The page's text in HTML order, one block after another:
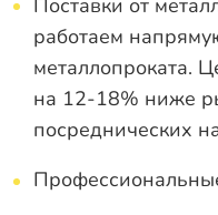
Поставки от
работаем
металлопроката.
на 12-18% ниже
посреднических